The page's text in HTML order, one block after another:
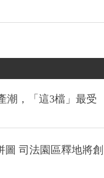
潮，「這3檔」最受
司法園區釋地將創